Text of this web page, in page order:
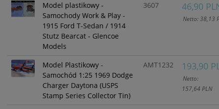
Model plastikowy -
Samochody Work & Play -
1915 Ford T-Sedan / 1914
Stutz Bearcat - Glencoe
Models
3607 46,90
Netto: 38,13
Model Plastikowy -
Samochód 1:25 1969 Dodge
Charger Daytona (USPS
Stamp Series Collector Tin)
AMT1232 193,90
Netto:
157,64 PLN